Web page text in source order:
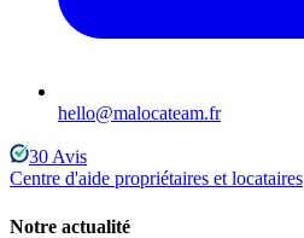
hello@malocateam.fr
30 Avis
Centre d'aide propriétaires et locataires
Notre actualité